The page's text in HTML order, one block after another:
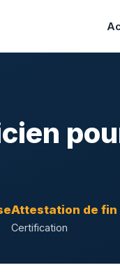
Attestation de fin
Certification